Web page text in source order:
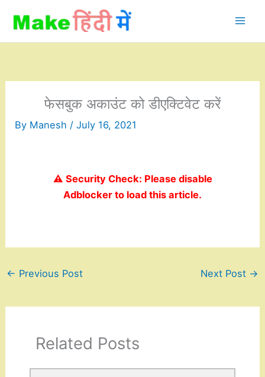
content
फेसबुक अकाउंट को डीएक्टिवेट करें
By Manesh /July 16, 2021
⚠️ Security Check: Please disable
Adblocker to load this article.
← Previous Post Next Post →
Related Posts